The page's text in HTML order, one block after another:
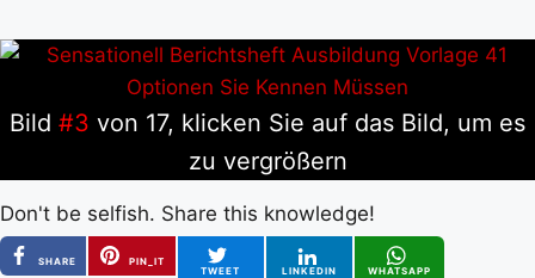
Bild #3 von 17, klicken Sie auf das Bild, um es
zu vergrößern
Don't be selfish. Share this knowledge!
SHARE
PIN_IT
TWEET
LINKEDIN WHATSAPP